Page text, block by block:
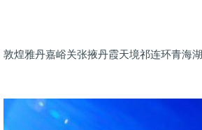
敦煌雅丹嘉峪关张掖丹霞天境祁连环青海